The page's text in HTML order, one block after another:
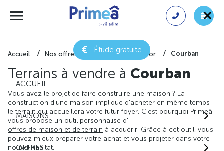
Étude gratuite
ACCUEIL
MAISONS
OFFRES
Accueil Nos offres de terrain Côte-d'or Courban
Terrains à vendre à Courban
Vous avez le projet de faire construire une maison ? La
construction d'une maison implique d'acheter en même temps
le terrain qui accueillera votre futur foyer. C'est pourquoi Primeâ
vous propose un outil personnalisé d'
offres de maison et de terrain à acquérir. Grâce à cet outil, vous
pouvez mieux préparer votre achat et vous projeter dans votre
nouvel habitat.